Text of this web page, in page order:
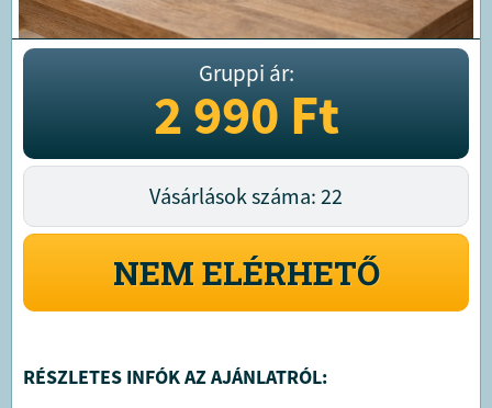
Gruppi ár:
2 990Ft
Vásárlások száma: 22
NEM ELÉRHETŐ
RÉSZLETES INFÓK AZ AJÁNLATRÓL: